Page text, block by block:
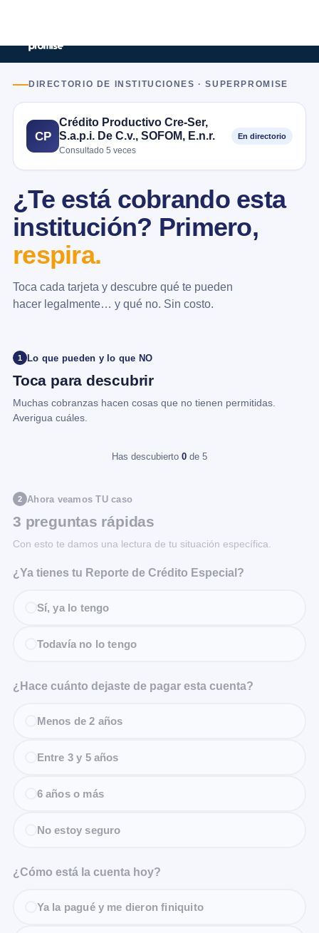
DIRECTORIO DE INSTITUCIONES · SUPERPROMISE
CP
Crédito Productivo Cre-Ser,
S.a.p.i. De C.v., SOFOM, E.n.r.
Consultado 5 veces
En directorio
¿Te está cobrando esta
institución? Primero,
respira.
Toca cada tarjeta y descubre qué te pueden
hacer legalmente… y qué no. Sin costo.
1 Lo que pueden y lo que NO
Toca para descubrir
Muchas cobranzas hacen cosas que no tienen permitidas.
Averigua cuáles.
Has descubierto 0 de 5
2 Ahora veamos TU caso
3 preguntas rápidas
Con esto te damos una lectura de tu situación específica.
¿Ya tienes tu Reporte de Crédito Especial?
Sí, ya lo tengo
Todavía no lo tengo
¿Hace cuánto dejaste de pagar esta cuenta?
Menos de 2 años
Entre 3 y 5 años
6 años o más
No estoy seguro
¿Cómo está la cuenta hoy?
Ya la pagué y me dieron finiquito